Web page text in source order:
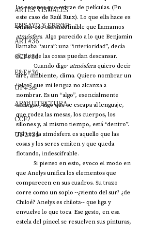
ARTES VISUALES
ENSAYO Y ERROR
ART#36
CCF#36
E&E#36
UP#36
ARQUITECTURA
CCF2
UP2#36
las escenas que extrae de películas. (En
este caso de Raúl Ruiz). Lo que ella hace es
emitir eso tan indefinible que llamamos
atmósfera. Algo parecido a lo que Benjamin
llamaba “aura”: una “interioridad”, decía
él, donde las cosas puedan descansar.
            Cuando digo·
atmósfera quiero decir
aire, ambiente, clima. Quiero nombrar un
“algo” que mi lengua no alcanza a
nombrar. Es un “algo”, esencialmente
ambiguo, algo que se escapa al lenguaje,
que rodea las mesas, los cuerpos, los
sillones y, al mismo tiempo, está “dentro”.
Tal vez la atmósfera es aquello que las
cosas y los seres emiten y que queda
flotando, indescifrable.
que Anelys unifica los elementos que
comparecen en sus cuadros. Su trazo
corre como un soplo --¿viento del sur? ¿de
Chiloé? Anelys es chilota-- que liga y
envuelve lo que toca. Ese gesto, en esa
estela del pincel se resuelven sus pinturas,